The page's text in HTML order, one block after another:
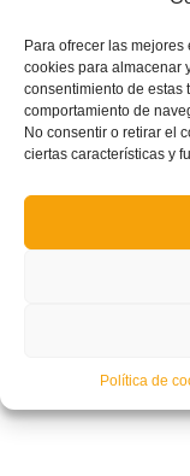
Para ofrecer las
cookies para almacenar
consentimiento de estas
comportamiento de
No consentir o retirar el
ciertas características y
Política de
Copa del Rey: El